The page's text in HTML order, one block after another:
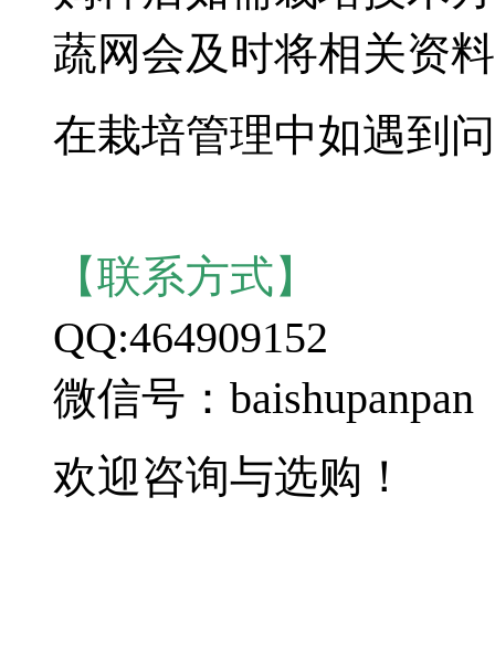
蔬网会及时将相关资
在栽培管理中如遇到
【联系方式】
QQ:464909152
微信号：baishupanpan
欢迎咨询与选购！